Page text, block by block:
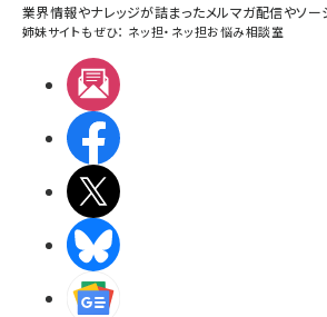
業界情報やナレッジが詰まったメルマガ配信やソー
姉妹サイトもぜひ： ネッ担・ ネッ担お悩み相談室